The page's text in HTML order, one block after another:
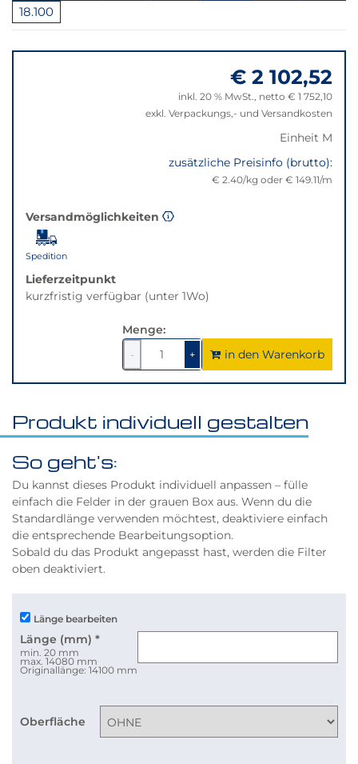
in
dieser
beste
Alternative
der
gewünschten
Variante.
18.100
zu
€ 2 102,52
inkl. 20 % MwSt., netto € 1 752,10
exkl. Verpackungs,- und Versandkosten
Einheit M
zusätzliche Preisinfo (brutto):
€ 2.40/kg oder € 149.11/m
Versandmöglichkeiten
Spedition
Lieferzeitpunkt
kurzfristig verfügbar (unter 1Wo)
Menge:
-
1
verringern
+1um
1
erhöhen
in den Warenkorb
Produkt individuell gestalten
So geht's:
Du kannst dieses Produkt individuell anpassen – fülle
einfach die Felder in der grauen Box aus. Wenn du die
Standardlänge verwenden möchtest, deaktiviere einfach
die entsprechende Bearbeitungsoption.
Sobald du das Produkt angepasst hast, werden die Filter
oben deaktiviert.
Länge bearbeiten
Länge (mm) *
min. 20 mm
max. 14080 mm
Originallänge: 14100 mm
Oberfläche